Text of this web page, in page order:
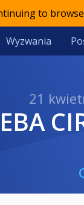
to
Wyzwania
21